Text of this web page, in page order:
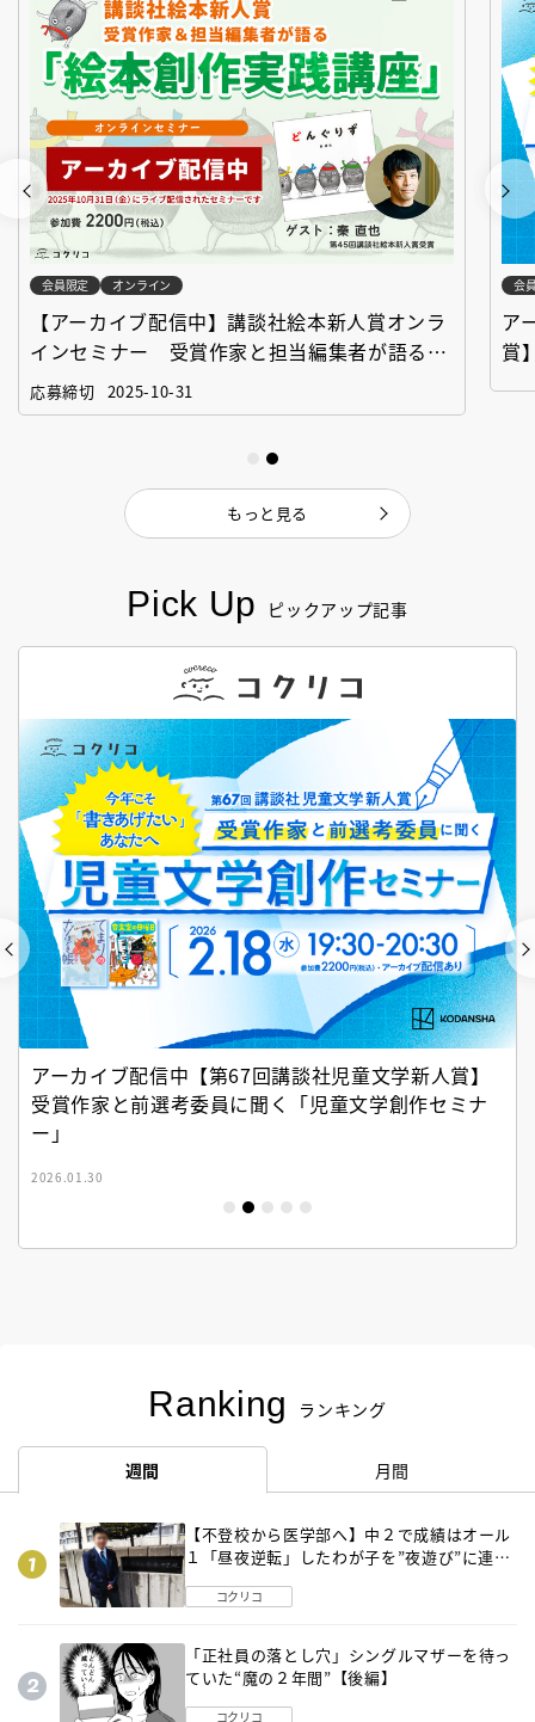
Pick Up ピックアップ記事
アーカイブ配信中【第67回講談社児童文学新人賞】
受賞作家と前選考委員に聞く「児童文学創作セミナ
ー」
2026.01.30
Ranking ランキング
週間 月間
【不登校から医学部へ】中２で成績はオール
１「昼夜逆転」したわが子を”夜遊び”に連れ
コクリコ
「正社員の落とし穴」シングルマザーを待っ
ていた“魔の２年間”【後編】
コクリコ
会員限定 オンライン
【アーカイブ配信中】講談社絵本新人賞オンラ
インセミナー 受賞作家と担当編集者が語る
「絵本創作実践講座」
応募締切 2025-10-31
会
ア
賞
もっと見る